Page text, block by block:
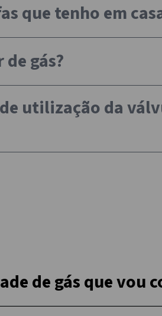
que tenho em
gás?
utilização da
de gás que vou